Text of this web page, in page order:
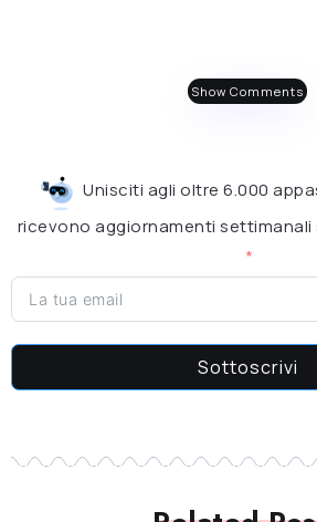
Show Comments
Unisciti agli oltre 6.000
ricevono aggiornamenti settimanali
Sottoscrivi